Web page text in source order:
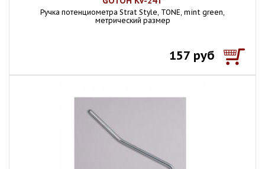
Ручка потенциометра Strat Style, TONE, mint green,
метрический размер
157 руб